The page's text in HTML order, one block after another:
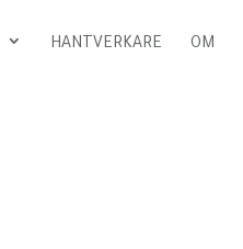
HANTVERKARE OM